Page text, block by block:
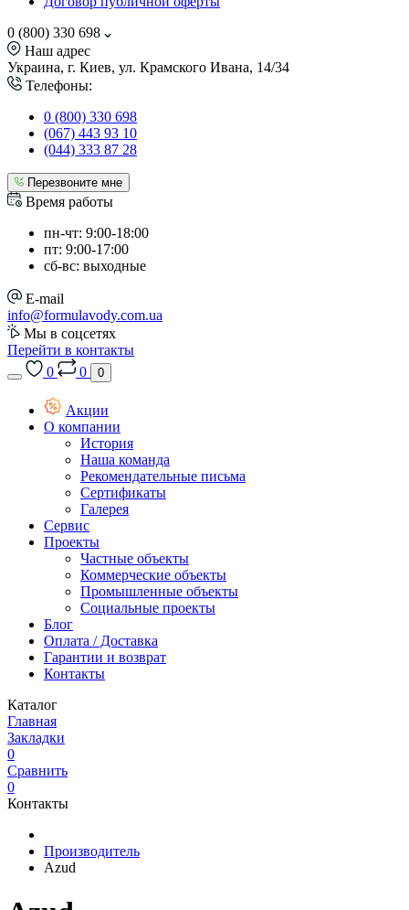
0 (800) 330 698
Наш адрес
Украина, г. Киев, ул. Крамского Ивана, 14/34
Телефоны:
0 (800) 330 698
(067) 443 93 10
(044) 333 87 28
Перезвоните мне
Время работы
пн-чт: 9:00-18:00
пт: 9:00-17:00
сб-вс: выходные
E-mail
info@formulavody.com.ua
Мы в соцсетях
Перейти в контакты
0
0 0
Акции
О компании
История
Наша команда
Рекомендательные письма
Сертификаты
Галерея
Сервис
Проекты
Частные объекты
Коммерческие объекты
Промышленные объекты
Социальные проекты
Блог
Оплата / Доставка
Гарантии и возврат
Контакты
Каталог
Главная
Закладки
0
Сравнить
0
Контакты
Производитель
Azud